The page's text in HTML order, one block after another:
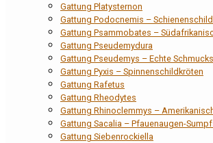
Gattung Platysternon
Gattung Podocnemis –
Gattung Psammobates –
Gattung Pseudemydura
Gattung Pseudemys – Echte
Gattung Pyxis – Spinnenschildkröten
Gattung Rafetus
Gattung Rheodytes
Gattung Rhinoclemmys –
Gattung Sacalia – Pfauenaugen-
Gattung Siebenrockiella